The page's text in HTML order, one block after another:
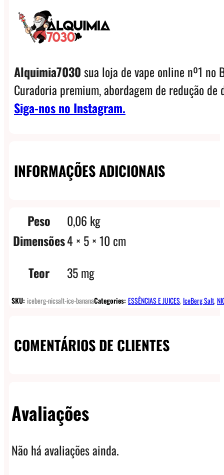
Alquimia7030sua loja de vape online nº1 no
Curadoria premium, abordagem de redução
Siga-nos no Instagram.
INFORMAÇÕES ADICIONAIS
Peso
0,06 kg
Dimensões4 × 5 × 10 cm
Teor
35 mg
SKU: iceberg-nicsalt-ice-bananaCategories: ESSÊNCIAS E JUICES, IceBerg Salt,
COMENTÁRIOS DE CLIENTES
Avaliações
Não há avaliações ainda.